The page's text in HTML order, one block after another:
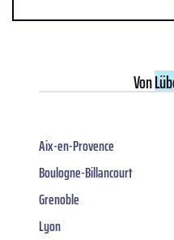
Von
Aix-en-Provence
Boulogne-Billancourt
Grenoble
Lyon